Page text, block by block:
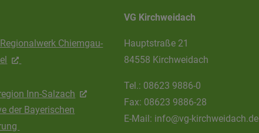
Chiemgau-
Inn-Salzach
der Bayerischen
VG Kirchweidach
Hauptstraße 21
84558 Kirchweidach
Tel.: 08623 9886-0
Fax: 08623 9886-28
E-Mail: info@vg-kirchweidach.de